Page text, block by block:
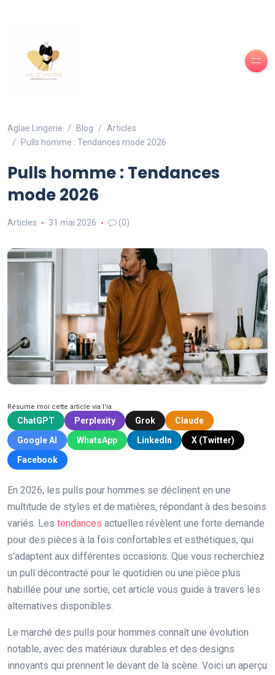
Aglae Lingerie Blog
Articles
Pulls homme : Tendances mode 2026
Pulls homme : Tendances
mode 2026
Articles 31 mai 2026 (0)
Résume moi cette article via l'ia
ChatGPT Perplexity Grok
Claude
Google AI
WhatsApp LinkedIn
X (Twitter)
Facebook
En 2026, les pulls pour hommes se déclinent en une
multitude de styles et de matières, répondant à des besoins
variés. Les tendances actuelles révèlent une forte demande
pour des pièces à la fois confortables et esthétiques, qui
s’adaptent aux différentes occasions. Que vous recherchiez
un pull décontracté pour le quotidien ou une pièce plus
habillée pour une sortie, cet article vous guide à travers les
alternatives disponibles.
Le marché des pulls pour hommes connaît une évolution
notable, avec des matériaux durables et des designs
innovants qui prennent le devant de la scène. Voici un aperçu